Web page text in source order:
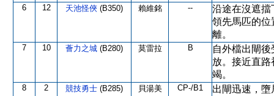
6 12 天池怪俠 (B350) 賴維銘 --
沿途在沒遮擋
領先馬匹的位
離。
7 10 薈力之城 (B280) 莫雷拉 B
自外檔出閘
放。接近直
竭。
8 2 競技勇士 (B285) 貝湯美 CP-/B1
出閘迅速，